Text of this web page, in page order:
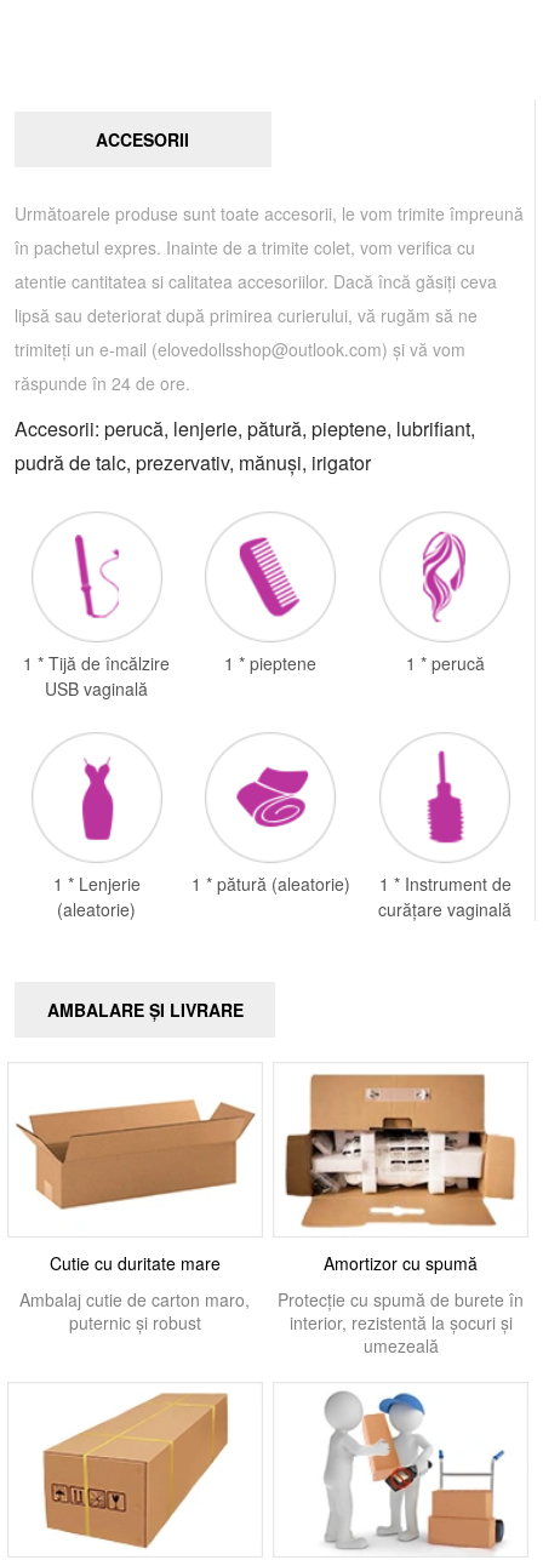
ACCESORII
Următoarele produse sunt toate accesorii, le vom trimite împreună
în pachetul expres. Inainte de a trimite colet, vom verifica cu
atentie cantitatea si calitatea accesoriilor. Dacă încă găsiți ceva
lipsă sau deteriorat după primirea curierului, vă rugăm să ne
trimiteți un e-mail (elovedollsshop@outlook.com) și vă vom
răspunde în 24 de ore.
Accesorii: perucă, lenjerie, pătură, pieptene, lubrifiant,
pudră de talc, prezervativ, mănuși, irigator
1 * Tijă de încălzire
USB vaginală
1 * pieptene 1 * perucă
1 * Lenjerie
(aleatorie)
1 * pătură (aleatorie)
1 * Instrument de
curățare vaginală
AMBALARE ȘI LIVRARE
Cutie cu duritate mare
Ambalaj cutie de carton maro,
puternic și robust
Amortizor cu spumă
Protecție cu spumă de burete în
interior, rezistentă la șocuri și
umezeală